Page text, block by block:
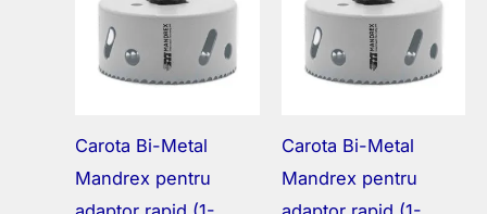
Carota Bi-Metal
Mandrex pentru
Carota Bi-Metal
Mandrex pentru